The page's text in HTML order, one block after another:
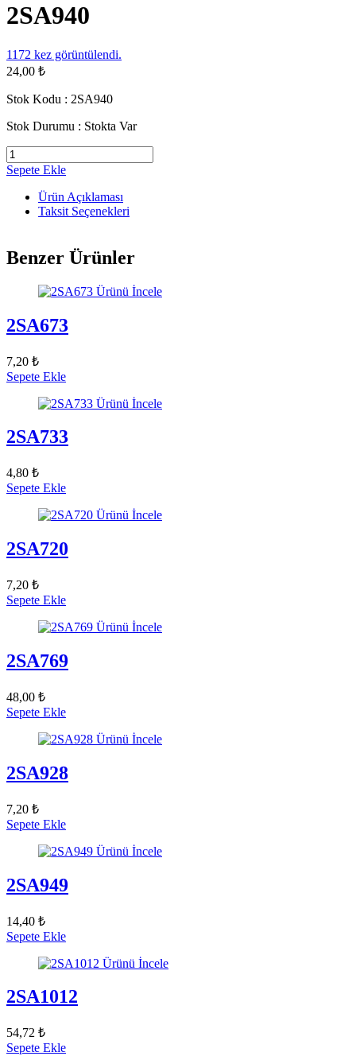
2SA940
1172 kez görüntülendi.
24,00 ₺
Stok Kodu : 2SA940
Stok Durumu : Stokta Var
Sepete Ekle
Ürün Açıklaması
Taksit Seçenekleri
Benzer Ürünler
Ürünü İncele
2SA673
7,20 ₺
Sepete Ekle
Ürünü İncele
2SA733
4,80 ₺
Sepete Ekle
Ürünü İncele
2SA720
7,20 ₺
Sepete Ekle
Ürünü İncele
2SA769
48,00 ₺
Sepete Ekle
Ürünü İncele
2SA928
7,20 ₺
Sepete Ekle
Ürünü İncele
2SA949
14,40 ₺
Sepete Ekle
Ürünü İncele
2SA1012
54,72 ₺
Sepete Ekle